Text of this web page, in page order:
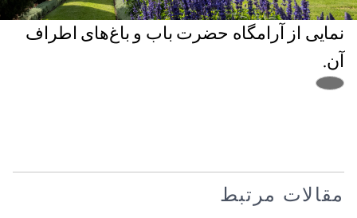
نمایی از آرامگاه حضرت باب و باغ‌های اطراف
آن.
مقالات مرتبط